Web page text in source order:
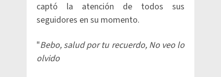
captó la atención de todos sus
seguidores en su momento.
"Bebo, salud por tu recuerdo, No veo lo
olvido